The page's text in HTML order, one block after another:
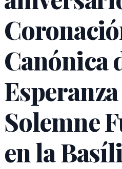
Canónica
Solemne
en la